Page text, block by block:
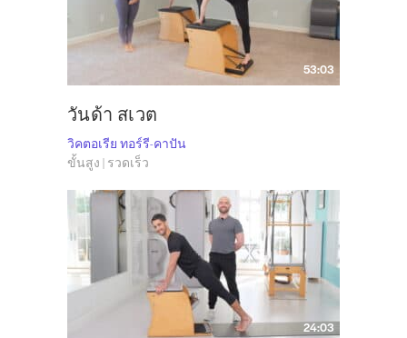
53:03
วันด้า สเวต
วิคตอเรีย ทอร์รี-คาปัน
ขั้นสูง | รวดเร็ว
24:03